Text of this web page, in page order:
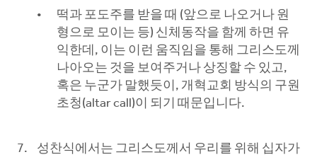
떡과 포도주를 받을 때 (앞으로 나오거나 원
형으로 모이는 등) 신체동작을 함께 하면 유
익한데, 이는 이런 움직임을 통해 그리스도께
나아오는 것을 보여주거나 상징할 수 있고,
혹은 누군가 말했듯이, 개혁교회 방식의 구원
초청(altar call)이 되기 때문입니다.
성찬식에서는 그리스도께서 우리를 위해 십자가